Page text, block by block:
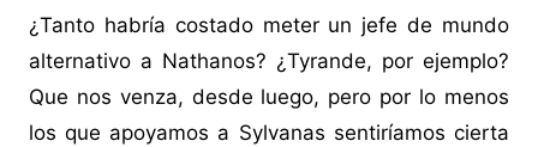
¿Tanto habría costado meter un jefe de mundo
alternativo a Nathanos? ¿Tyrande, por ejemplo?
Que nos venza, desde luego, pero por lo menos
los que apoyamos a Sylvanas sentiríamos cierta